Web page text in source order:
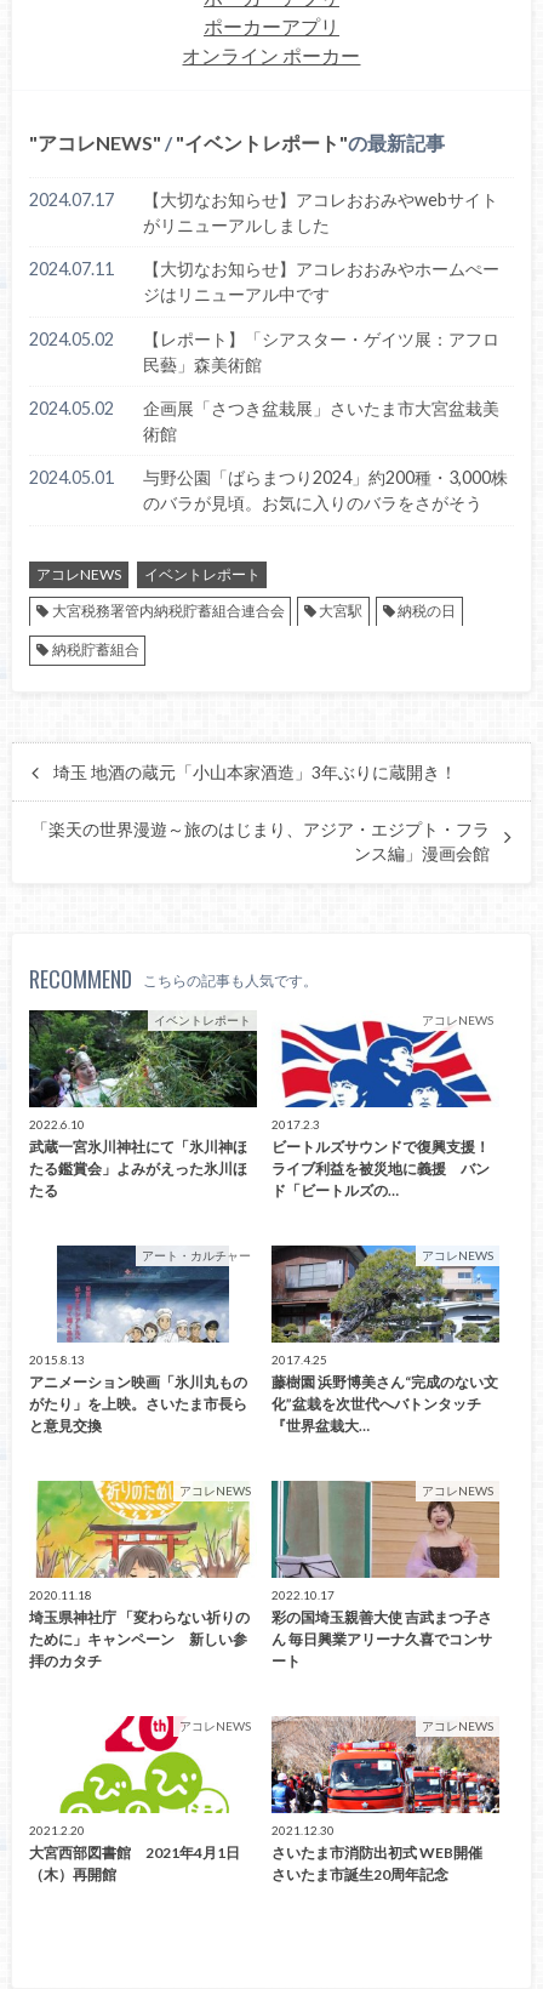
ポーカーアプリ
オンライン ポーカー
アコレNEWS / イベントレポート の最新記事
2024.07.17
【大切なお知らせ】アコレおおみやwebサイト
がリニューアルしました
2024.07.11
【大切なお知らせ】アコレおおみやホームぺー
ジはリニューアル中です
2024.05.02
【レポート】「シアスター・ゲイツ展：アフロ
民藝」森美術館
2024.05.02
企画展「さつき盆栽展」さいたま市大宮盆栽美
術館
2024.05.01
与野公園「ばらまつり2024」約200種・3,000株
のバラが見頃。お気に入りのバラをさがそう
アコレNEWS
イベントレポート
大宮税務署管内納税貯蓄組合連合会
大宮駅 納税の日
納税貯蓄組合
埼玉 地酒の蔵元「小山本家酒造」3年ぶりに蔵開き！
「楽天の世界漫遊～旅のはじまり、アジア・エジプト・フラ
ンス編」漫画会館
RECOMMEND こちらの記事も人気です。
イベントレポート
2022.6.10
武蔵一宮氷川神社にて「氷川神ほ
たる鑑賞会」よみがえった氷川ほ
たる
アコレNEWS
2017.2.3
ビートルズサウンドで復興支援！
ライブ利益を被災地に義援 バン
ド「ビートルズの…
アート・カルチャー
2015.8.13
アニメーション映画「氷川丸もの
がたり」を上映。さいたま市長ら
と意見交換
アコレNEWS
2017.4.25
藤樹園 浜野博美さん“完成のない文
化”盆栽を次世代へバトンタッチ
『世界盆栽大…
アコレNEWS
2020.11.18
埼玉県神社庁 「変わらない祈りの
ために」キャンペーン 新しい参
拝のカタチ
アコレNEWS
2022.10.17
彩の国埼玉親善大使 吉武まつ子さ
ん 毎日興業アリーナ久喜でコンサ
ート
アコレNEWS
2021.2.20
大宮西部図書館 2021年4月1日
（木）再開館
アコレNEWS
2021.12.30
さいたま市消防出初式 WEB開催
さいたま市誕生20周年記念